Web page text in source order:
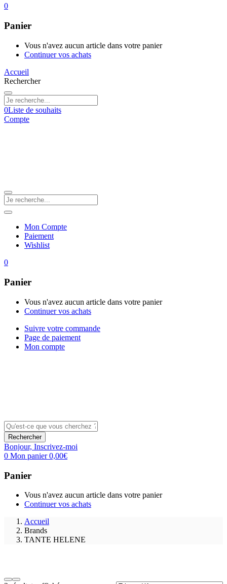
0
Panier
Vous n'avez aucun article dans votre panier
Continuer vos achats
Accueil
Rechercher
0Liste de souhaits
Compte
Mon Compte
Paiement
Wishlist
0
Panier
Vous n'avez aucun article dans votre panier
Continuer vos achats
Suivre votre commande
Page de paiement
Mon compte
Rechercher
Bonjour, Inscrivez-moi
0 Mon panier0,00€
Panier
Vous n'avez aucun article dans votre panier
Continuer vos achats
Accueil
Brands
TANTE HELENE